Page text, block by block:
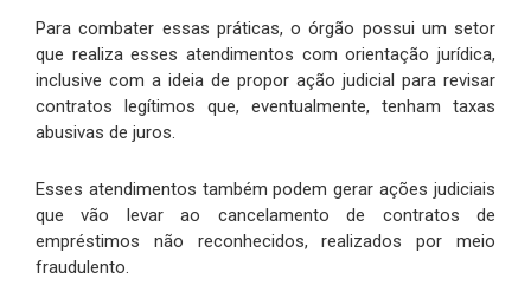
Para combater essas práticas, o órgão possui um setor
que realiza esses atendimentos com orientação jurídica,
inclusive com a ideia de propor ação judicial para revisar
contratos legítimos que, eventualmente, tenham taxas
abusivas de juros.
Esses atendimentos também podem gerar ações judiciais
que vão levar ao cancelamento de contratos de
empréstimos não reconhecidos, realizados por meio
fraudulento.